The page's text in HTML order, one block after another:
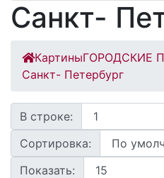
Санкт-
КартиныГОРОДСКИЕ
Санкт- Петербург
В строке:
Сортировка:
Показать: